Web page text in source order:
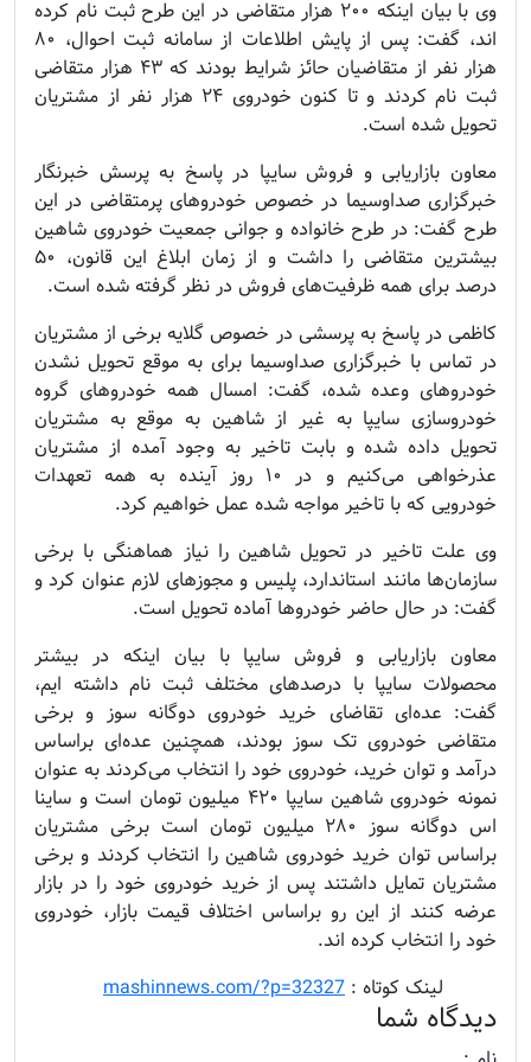
وی با بیان اینکه ۲۰۰ هزار متقاضی در این طرح ثبت نام کرده
اند، گفت: پس از پایش اطلاعات از سامانه ثبت احوال، ۸۰
هزار نفر از متقاضیان حائز شرایط بودند که ۴۳ هزار متقاضی
ثبت نام کردند و تا کنون خودروی ۲۴ هزار نفر از مشتریان
تحویل شده است.
معاون بازاریابی و فروش سایپا در پاسخ به پرسش خبرنگار
خبرگزاری صداوسیما در خصوص خودرو‌های پرمتقاضی در این
طرح گفت: در طرح خانواده و جوانی جمعیت خودروی شاهین
بیشترین متقاضی را داشت و از زمان ابلاغ این قانون، ۵۰
درصد برای همه ظرفیت‌های فروش در نظر گرفته شده است.
کاظمی در پاسخ به پرسشی در خصوص گلایه برخی از مشتریان
در تماس با خبرگزاری صداوسیما برای به موقع تحویل نشدن
خودرو‌های وعده شده، گفت: امسال همه خودرو‌های گروه
خودروسازی سایپا به غیر از شاهین به موقع به مشتریان
تحویل داده شده و بابت تاخیر به وجود آمده از مشتریان
عذرخواهی می‌کنیم و در ۱۰ روز آینده به همه تعهدات
خودرویی که با تاخیر مواجه شده عمل خواهیم کرد.
وی علت تاخیر در تحویل شاهین را نیاز هماهنگی با برخی
سازمان‌ها مانند استاندارد، پلیس و مجوز‌های لازم عنوان کرد و
گفت: در حال حاضر خودرو‌ها آماده تحویل است.
معاون بازاریابی و فروش سایپا با بیان اینکه در بیشتر
محصولات سایپا با درصد‌های مختلف ثبت نام داشته ایم،
گفت: عده‌ای تقاضای خرید خودروی دوگانه سوز و برخی
متقاضی خودروی تک سوز بودند، همچنین عده‌ای براساس
درآمد و توان خرید، خودروی خود را انتخاب می‌کردند به عنوان
نمونه خودروی شاهین سایپا ۴۲۰ میلیون تومان است و ساینا
اس دوگانه سوز ۲۸۰ میلیون تومان است برخی مشتریان
براساس توان خرید خودروی شاهین را انتخاب کردند و برخی
مشتریان تمایل داشتند پس از خرید خودروی خود را در بازار
عرضه کنند از این رو براساس اختلاف قیمت بازار، خودروی
خود را انتخاب کرده اند.
لینک کوتاه : mashinnews.com/?p=32327
دیدگاه شما